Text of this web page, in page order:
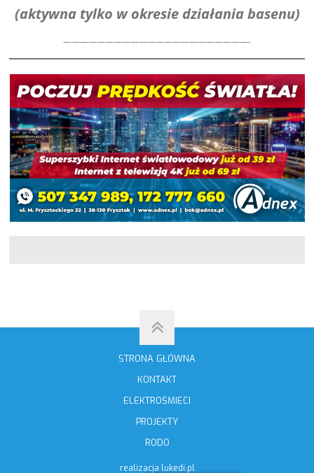
(aktywna tylko w okresie działania basenu)
——————————————————————-
STRONA GŁÓWNA
KONTAKT
ELEKTROŚMIECI
PROJEKTY
RODO
realizacja lukedi.pl